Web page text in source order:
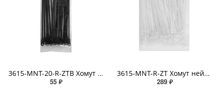
3615-MNT-20-R-ZTB Хомут нейлоновый морозостойкий с отверстием под винт (3,6 мм х 150 мм х 20 шт)
55 ₽
3615-MNT-R-ZT Хомут нейлоновый морозостойкий с отверстием под винт (3,6 мм х 150 мм х 100 шт)
289 ₽